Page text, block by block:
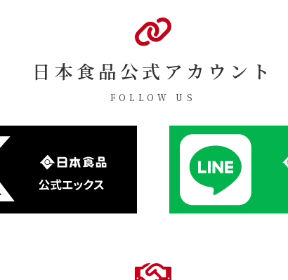
日本食品公式アカウント
FOLLOW US